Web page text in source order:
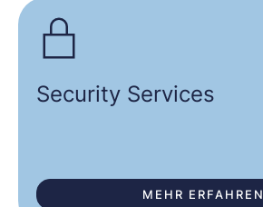
Security Services
MEHR ERFAHREN